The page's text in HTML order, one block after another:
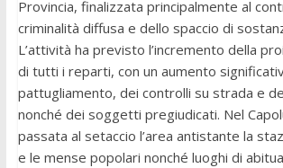
Provincia, finalizzata principalmente al
criminalità diffusa e dello spaccio di
L’attività ha previsto l’incremento della
di tutti i reparti, con un aumento
pattugliamento, dei controlli su strada e
nonché dei soggetti pregiudicati. Nel
passata al setaccio l’area antistante la
e le mense popolari nonché luoghi di